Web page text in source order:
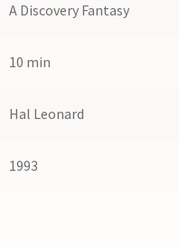
A Discovery Fantasy
10 min
Hal Leonard
1993